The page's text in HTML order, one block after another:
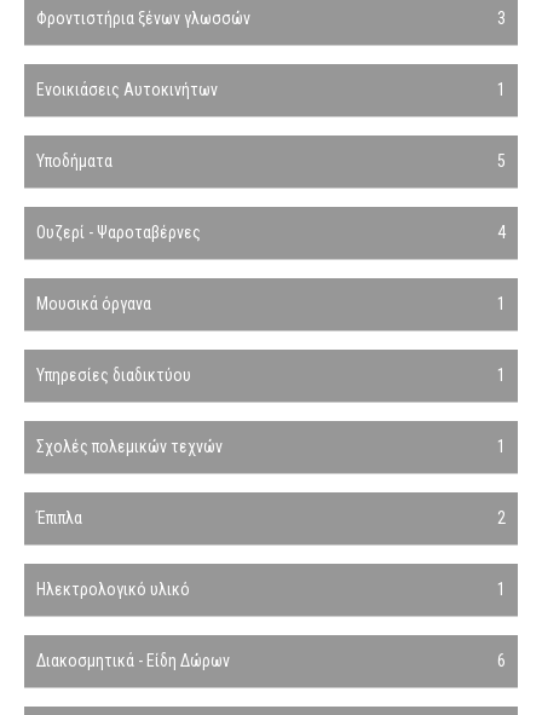
Φροντιστήρια ξένων γλωσσών 3
Ενοικιάσεις Αυτοκινήτων 1
Υποδήματα 5
Ουζερί - Ψαροταβέρνες 4
Μουσικά όργανα 1
Υπηρεσίες διαδικτύου 1
Σχολές πολεμικών τεχνών 1
Έπιπλα 2
Ηλεκτρολογικό υλικό 1
Διακοσμητικά - Είδη Δώρων 6